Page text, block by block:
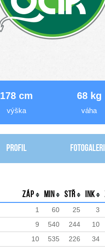
178 cm
výška
68 kg
váha
Profil
Záp Min Stř Ink
1 60 25 3
9 540 244 10
10 535 226 34